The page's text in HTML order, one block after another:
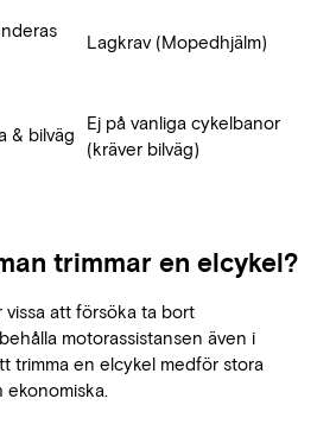
Lagkrav (Mopedhjälm)
& bilväg
Ej på vanliga cykelbanor
(kräver bilväg)
trimmar en elcykel?
att försöka ta bort
motorassistansen även i
trimma en elcykel medför stora